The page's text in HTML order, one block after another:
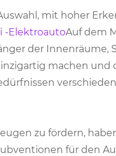
mit hoher
-ElektroautoAuf dem
der Innenräume,
machen und
zu fördern,
für den